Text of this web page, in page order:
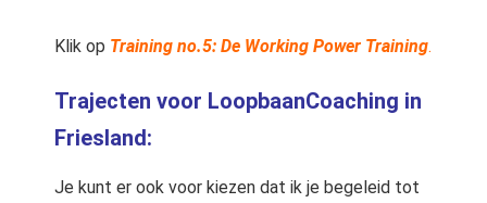
Klik op Training no.5: De Working Power Training.
Trajecten voor LoopbaanCoaching in
Friesland:
Je kunt er ook voor kiezen dat ik je begeleid tot